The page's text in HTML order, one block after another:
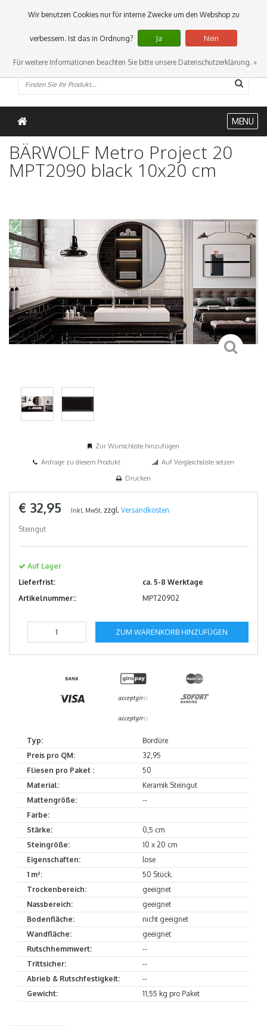
0 Artikel
MENU
BÄRWOLF Metro Project 20
MPT2090 black 10x20 cm
Zur Wunschliste hinzufügen
Anfrage zu diesem Produkt
Auf Vergleichsliste setzen
Drucken
€ 32,95 Inkl. MwSt. zzgl. Versandkosten
Steingut
Auf Lager
Lieferfrist:
ca. 5-8 Werktage
Artikelnummer::
MPT20902
ZUM WARENKORB HINZUFÜGEN
Typ:
Bordüre
Preis pro QM:
32,95
Fliesen pro Paket :
50
Material:
Keramik Steingut
Mattengröße:
--
Farbe:
Stärke:
0,5 cm
Steingröße:
10 x 20 cm
Eigenschaften:
lose
1 m²:
50 Stück.
Trockenbereich:
geeignet
Nassbereich:
geeignet
Bodenfläche:
nicht geeignet
Wandfläche:
geeignet
Rutschhemmwert:
--
Trittsicher:
--
Abrieb & Rutschfestigkeit:
--
Gewicht:
11,55 kg pro Paket
Wir benutzen Cookies nur für interne Zwecke um den Webshop zu
verbessern. Ist das in Ordnung? Ja Nein
Für weitere Informationen beachten Sie bitte unsere Datenschutzerklärung. »